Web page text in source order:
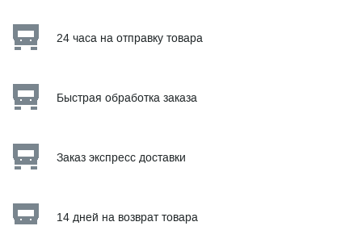
24 часа на отправку товара
Быстрая обработка заказа
Заказ экспресс доставки
14 дней на возврат товара